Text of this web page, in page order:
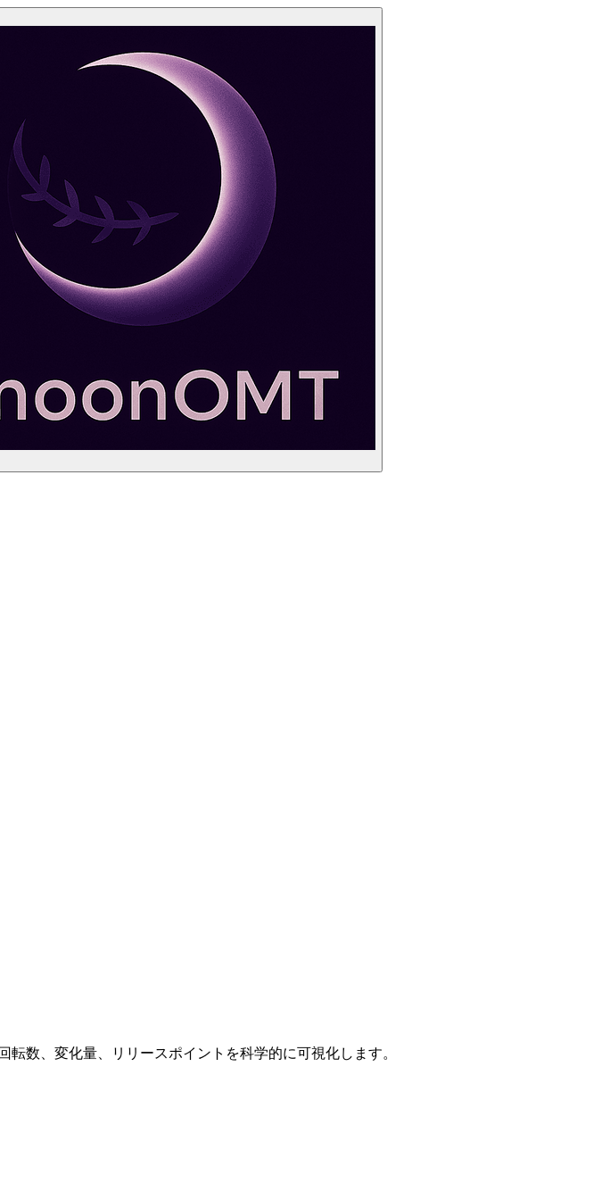
数、変化量、リリースポイントを科学的に可視化します。